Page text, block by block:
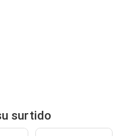
surtido